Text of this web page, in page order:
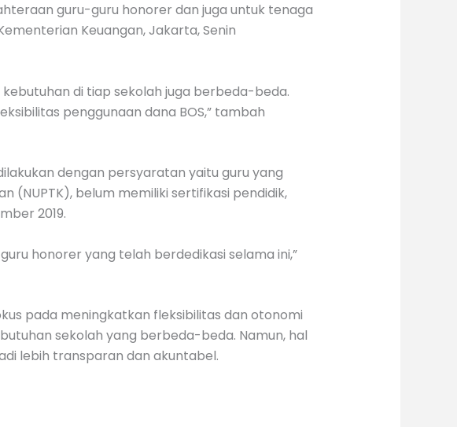
guru-guru honorer dan juga untuk tenaga
Keuangan, Jakarta, Senin
di tiap sekolah juga berbeda-beda.
penggunaan dana BOS,” tambah
dengan persyaratan yaitu guru yang
(NUPTK), belum memiliki sertifikasi pendidik,
2019.
honorer yang telah berdedikasi selama ini,”
pada meningkatkan fleksibilitas dan otonomi
sekolah yang berbeda-beda. Namun, hal
lebih transparan dan akuntabel.